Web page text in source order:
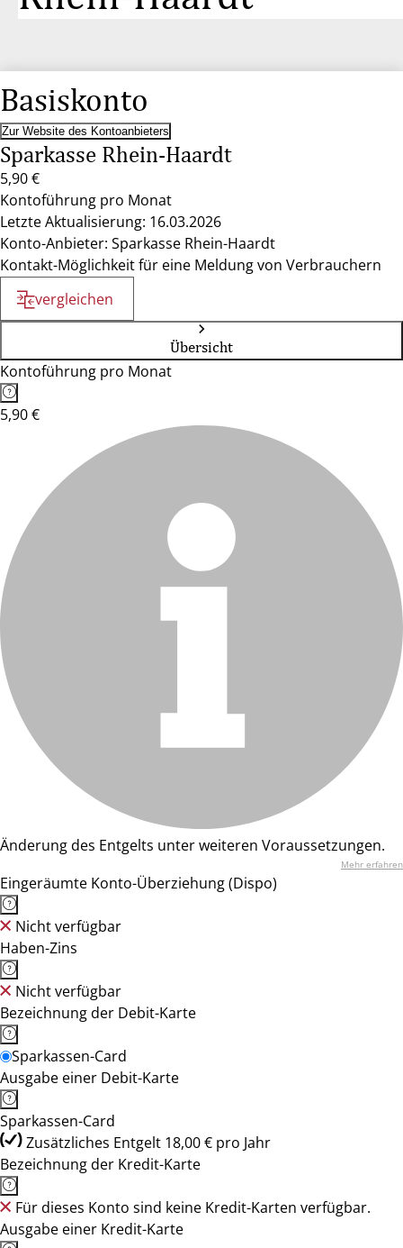
Basiskonto
Zur Website des Kontoanbieters
Sparkasse Rhein-Haardt
5,90 €
Kontoführung pro Monat
Letzte Aktualisierung: 16.03.2026
Konto-Anbieter: Sparkasse Rhein-Haardt
Kontakt-Möglichkeit für eine Meldung von Verbrauchern
vergleichen
Übersicht
Kontoführung pro Monat
5,90 €
Änderung des Entgelts unter weiteren Voraussetzungen.
Mehr erfahren
Eingeräumte Konto-Überziehung (Dispo)
Nicht verfügbar
Haben-Zins
Nicht verfügbar
Bezeichnung der Debit-Karte
Sparkassen-Card
Ausgabe einer Debit-Karte
Sparkassen-Card
Zusätzliches Entgelt 18,00 € pro Jahr
Bezeichnung der Kredit-Karte
Für dieses Konto sind keine Kredit-Karten verfügbar.
Ausgabe einer Kredit-Karte